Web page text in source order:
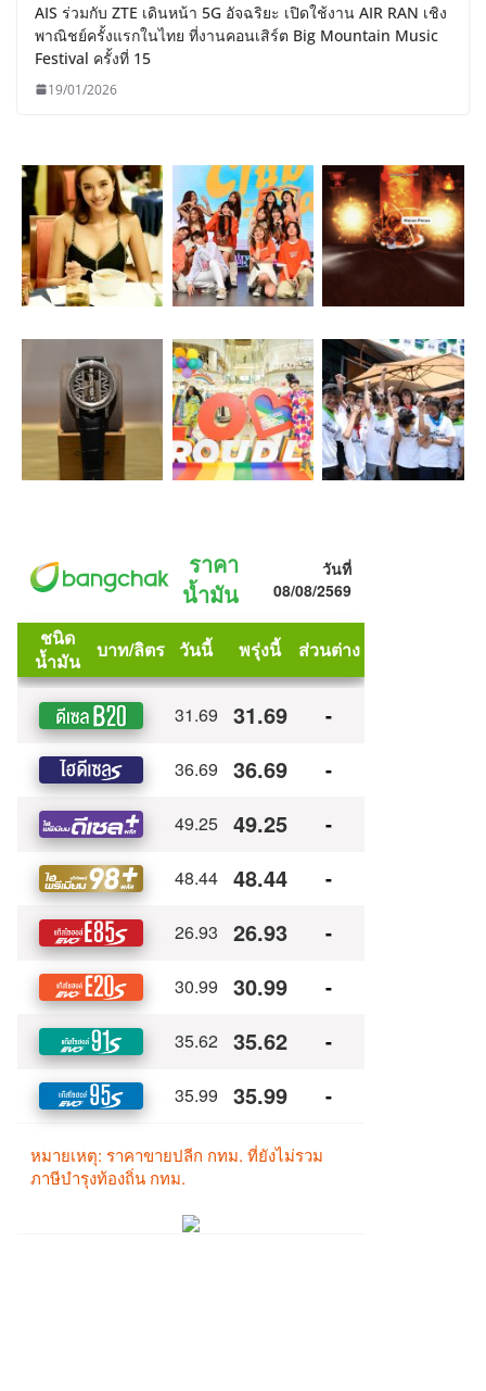
AIS ร่วมกับ ZTE เดินหน้า 5G อัจฉริยะ เปิดใช้งาน AIR RAN เชิง
พาณิชย์ครั้งแรกในไทย ที่งานคอนเสิร์ต Big Mountain Music
Festival ครั้งที่ 15
19/01/2026